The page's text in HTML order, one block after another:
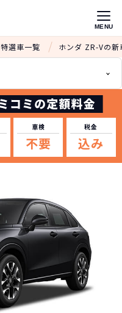
MENU
特選車一覧 ホンダ ZR-Vの
車検
不要
税金
込み